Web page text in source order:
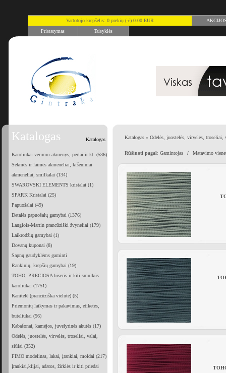
Vartotojo krepšelis: 0 prekių (-ė) 0.00 EUR
Pristatymas
Taisyklės
Katalogas Katalogas
Karoliukai vėrimui-akmenys, perlai ir kt. (536)
Sėkmės ir laimės akmenėliai, kišeniniai
akmenėliai, smilkalai (134)
SWAROVSKI ELEMENTS kristalai (1)
SPARK Kristalai (25)
Papuošalai (49)
Detalės papuošalų gamybai (1376)
Langlois-Martin prancūziški žvyneliai (179)
Laikrodžių gamybai (1)
Dovanų kuponai (8)
Sapnų gaudyklėms gaminti
Rankinių, krepšių gamybai (19)
TOHO, PRECIOSA biseris ir kiti smulkūs
karoliukai (1751)
Kanitelė (prancūziška vielutė) (5)
Priemonių laikymas ir pakavimas, etiketės,
buteliukai (56)
Kabašonai, kamėjos, juvelyrinės akutės (17)
Odelės, juostelės, virvelės, troseliai, valai,
siūlai (352)
FIMO modelinas, lakai, įrankiai, moldai (217)
Įrankiai,klijai, adatos, žirklės ir kiti priedai
Katalogas » Odelės, juostelės, virvelės, troseliai,
Rūšiuoti pagal: Gamintojas / Matavimo